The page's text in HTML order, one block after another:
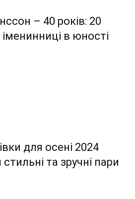
– 40 років: 20
в юності
для осені 2024
та зручні пари